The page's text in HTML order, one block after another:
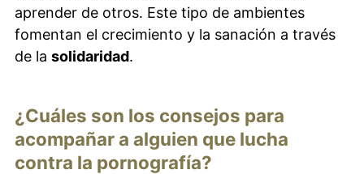
aprender de otros. Este tipo de ambientes
fomentan el crecimiento y la sanación a través
de la solidaridad.
¿Cuáles son los consejos para
acompañar a alguien que lucha
contra la pornografía?